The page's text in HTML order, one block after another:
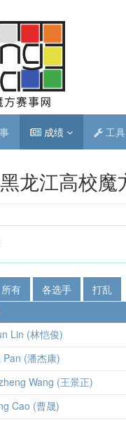
成绩 工具
龙江高校魔
所有 各选手
打乱
Lin (林恺俊)
Pan (潘杰康)
Wang (王景正)
Cao (曹晟)